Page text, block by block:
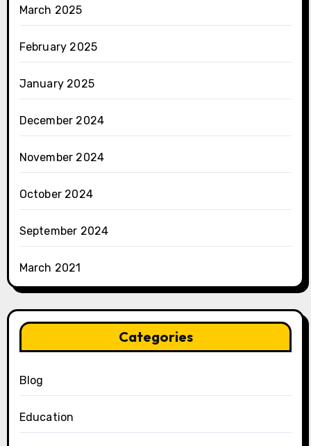
March 2025
February 2025
January 2025
December 2024
November 2024
October 2024
September 2024
March 2021
Categories
Blog
Education